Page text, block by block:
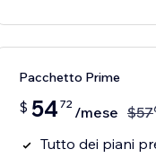
Pacchetto Prime
$ 54 72 /mese $57
Tutto dei piani